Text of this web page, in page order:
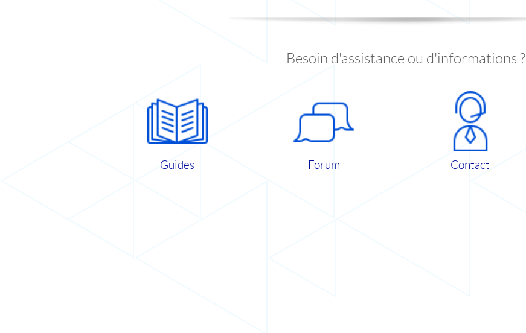
Besoin d'assistance ou d'informations ?
Guides Forum Contact